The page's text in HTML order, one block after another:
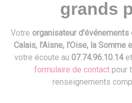
grands
Votre organisateur
Calais, l'Aisne, l'Oise, la Somme
votre écoute au 07.74.96.10.14
formulaire de contact pour
renseignements